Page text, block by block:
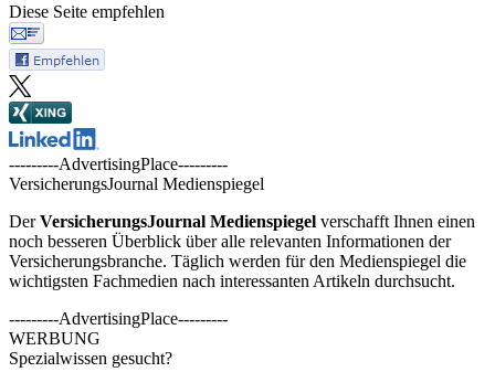
Diese Seite empfehlen
---------AdvertisingPlace---------
VersicherungsJournal Medienspiegel
DerVersicherungsJournal Medienspiegel verschafft Ihnen einen
noch besseren Überblick über alle relevanten Informationen der
Versicherungsbranche. Täglich werden für den Medienspiegel die
wichtigsten Fachmedien nach interessanten Artikeln durchsucht.
---------AdvertisingPlace---------
WERBUNG
Spezialwissen gesucht?